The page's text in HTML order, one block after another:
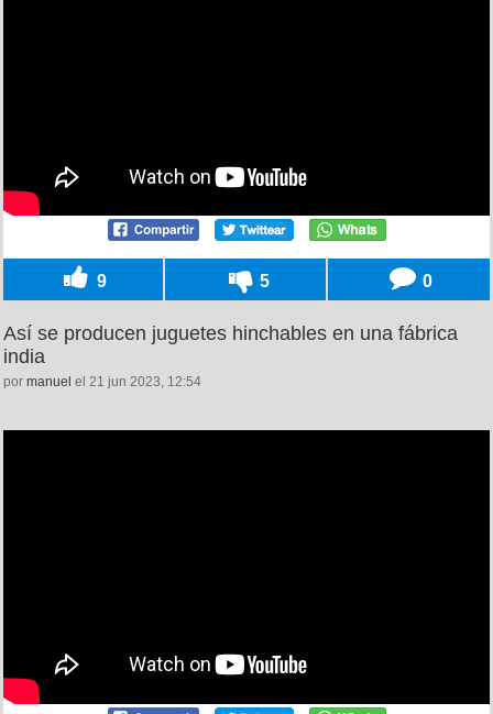
9 5 0
Así se producen juguetes hinchables en una fábrica
india
por manuel el 21 jun 2023, 12:54